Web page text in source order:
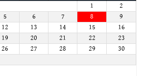
1
2
5 6 7 8
9
12 13 14 15
16
19 20 21 22
23
26 27 28 29
30